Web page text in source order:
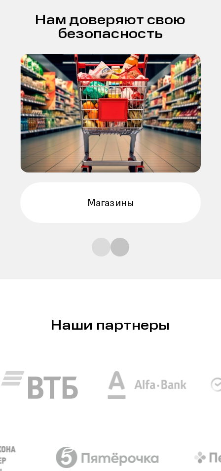
Нам доверяют свою
безопасность
Премиальные магазины
Наши партнеры